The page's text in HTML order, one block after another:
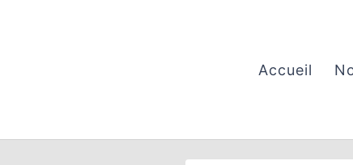
Accueil